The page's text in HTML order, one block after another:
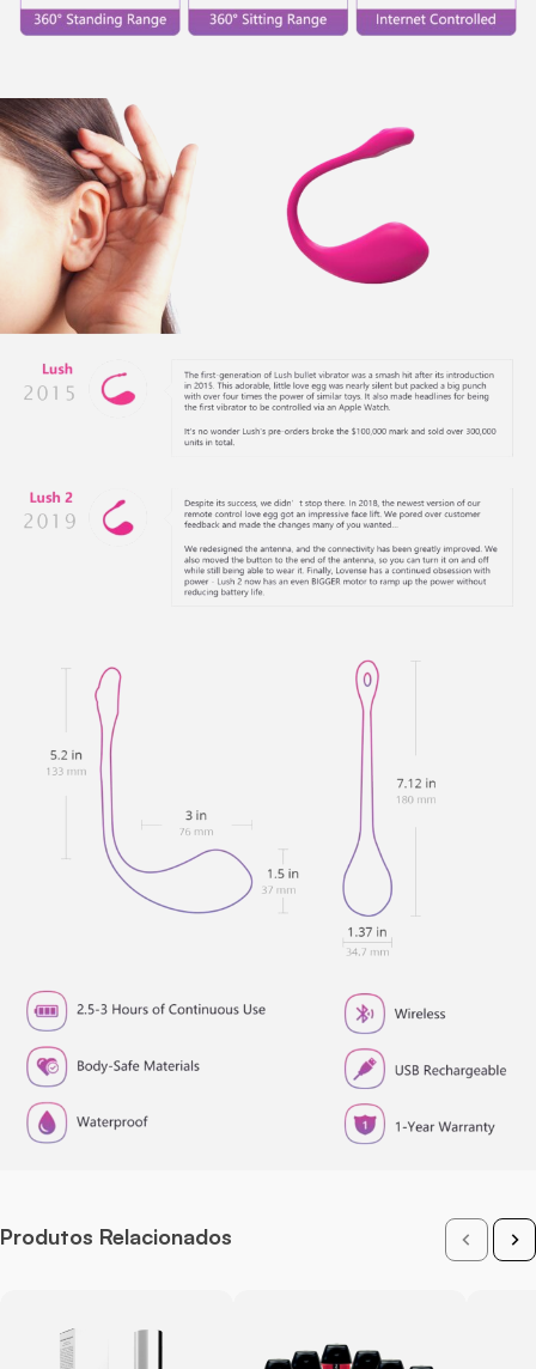
Produtos Relacionados